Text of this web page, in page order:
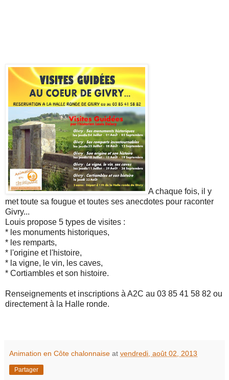
A chaque fois, il y
met toute sa fougue et toutes ses anecdotes pour raconter
Givry...
Louis propose 5 types de visites :
* les monuments historiques,
* les remparts,
* l'origine et l'histoire,
* la vigne, le vin, les caves,
* Cortiambles et son histoire.
Renseignements et inscriptions à A2C au 03 85 41 58 82 ou
directement à la Halle ronde.
Animation en Côte chalonnaise at vendredi, août 02, 2013
Partager